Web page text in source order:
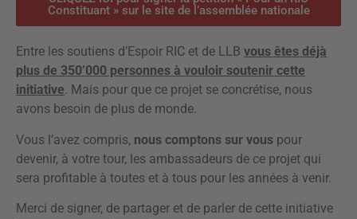
Constituant » sur le site de l’assemblée nationale
Entre les soutiens d’Espoir RIC et de LLB vous êtes déjà
plus de 350’000 personnes à vouloir soutenir cette
initiative. Mais pour que ce projet se concrétise, nous
avons besoin de plus de monde.
Vous l’avez compris, nous comptons sur vous pour
devenir, à votre tour, les ambassadeurs de ce projet qui
sera profitable à toutes et à tous pour les années à venir.
Merci de signer, de partager et de parler de cette initiative